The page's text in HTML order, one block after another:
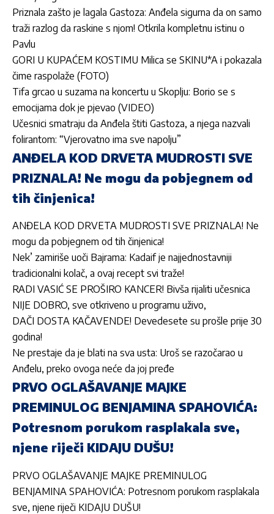
Priznala zašto je lagala Gastoza: Anđela sigurna da on samo
traži razlog da raskine s njom! Otkrila kompletnu istinu o
Pavlu
GORI U KUPAĆEM KOSTIMU Milica se SKINU*A i pokazala
čime raspolaže (FOTO)
Tifa grcao u suzama na koncertu u Skoplju: Borio se s
emocijama dok je pjevao (VIDEO)
Učesnici smatraju da Anđela štiti Gastoza, a njega nazvali
folirantom: “Vjerovatno ima sve napolju”
ANĐELA KOD DRVETA MUDROSTI SVE
PRIZNALA! Ne mogu da pobjegnem od
tih činjenica!
ANĐELA KOD DRVETA MUDROSTI SVE PRIZNALA! Ne
mogu da pobjegnem od tih činjenica!
Nek’ zamiriše uoči Bajrama: Kadaif je najjednostavniji
tradicionalni kolač, a ovaj recept svi traže!
RADI VASIĆ SE PROŠIRO KANCER! Bivša rijaliti učesnica
NIJE DOBRO, sve otkriveno u programu uživo,
DAČI DOSTA KAČAVENDE! Devedesete su prošle prije 30
godina!
Ne prestaje da je blati na sva usta: Uroš se razočarao u
Anđelu, preko ovoga neće da joj pređe
PRVO OGLAŠAVANJE MAJKE
PREMINULOG BENJAMINA SPAHOVIĆA:
Potresnom porukom rasplakala sve,
njene riječi KIDAJU DUŠU!
PRVO OGLAŠAVANJE MAJKE PREMINULOG
BENJAMINA SPAHOVIĆA: Potresnom porukom rasplakala
sve, njene riječi KIDAJU DUŠU!